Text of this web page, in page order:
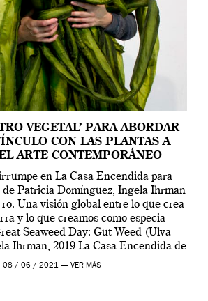
VEGETAL’ PARA ABORDAR
CON LAS PLANTAS A
ARTE CONTEMPORÁNEO
en La Casa Encendida para
de Patricia Domínguez, Ingela Ihrman
Una visión global entre lo que crea
y lo que creamos como especia
Seaweed Day: Gut Weed (Ulva
Ihrman, 2019 La Casa Encendida de
y la Wellcome […]
08 / 06 / 2021 — VER MÁS